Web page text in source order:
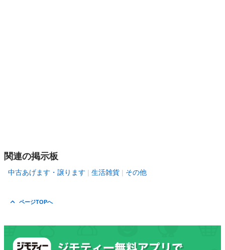
関連の掲示板
中古あげます・譲ります 生活雑貨 その他
ページTOPへ